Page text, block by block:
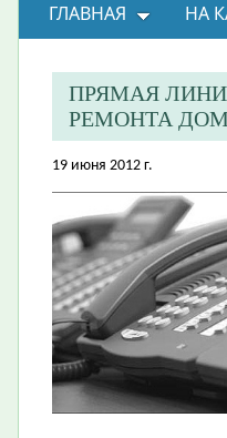
ГЛАВНАЯ НА
ВОПРОС-ОТВЕТ
ПРЯМАЯ
РЕМОНТА
19 июня 2012 г.